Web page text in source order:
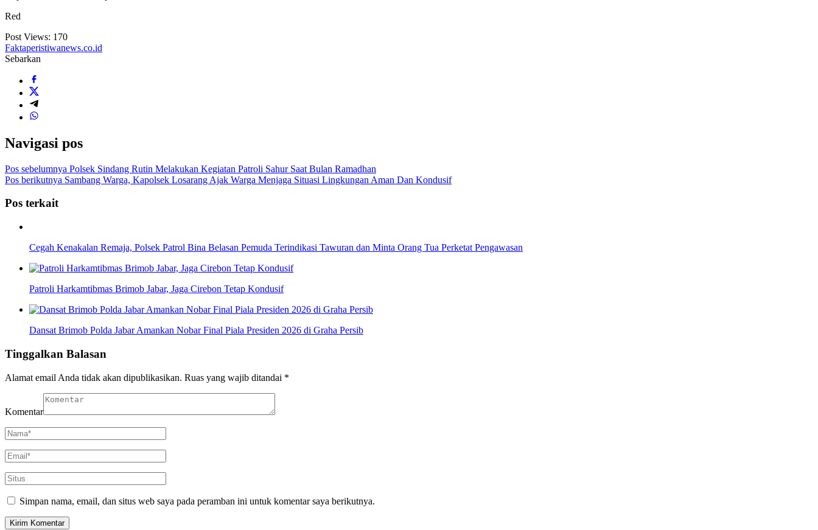
Red
Post Views: 170
Faktaperistiwanews.co.id
Sebarkan
Navigasi pos
Pos sebelumnya Polsek Sindang Rutin Melakukan Kegiatan Patroli Sahur Saat Bulan Ramadhan
Pos berikutnya Sambang Warga, Kapolsek Losarang Ajak Warga Menjaga Situasi Lingkungan Aman Dan Kondusif
Pos terkait
Cegah Kenakalan Remaja, Polsek Patrol Bina Belasan Pemuda Terindikasi Tawuran dan Minta Orang Tua Perketat Pengawasan
Patroli Harkamtibmas Brimob Jabar, Jaga Cirebon Tetap Kondusif
Dansat Brimob Polda Jabar Amankan Nobar Final Piala Presiden 2026 di Graha Persib
Tinggalkan Balasan
Alamat email Anda tidak akan dipublikasikan. Ruas yang wajib ditandai *
Komentar
Simpan nama, email, dan situs web saya pada peramban ini untuk komentar saya berikutnya.